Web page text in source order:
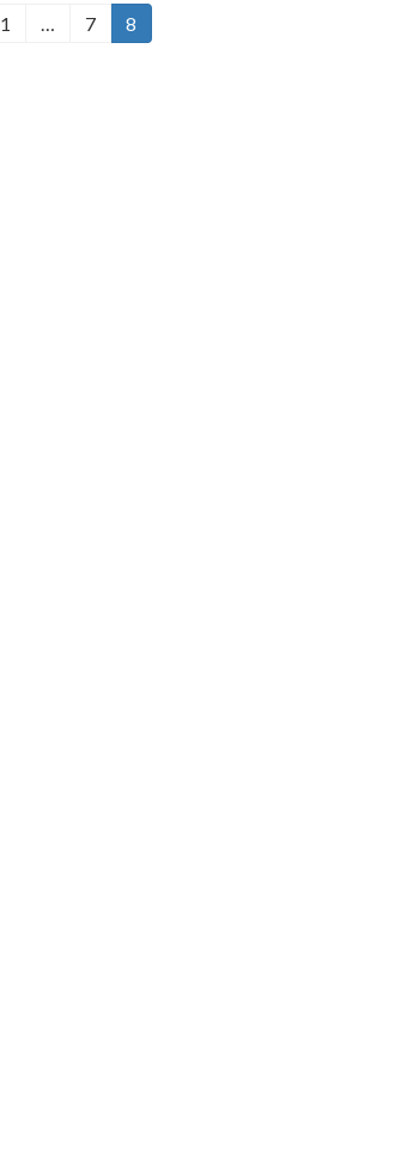
固
1 …
固
7
固
8